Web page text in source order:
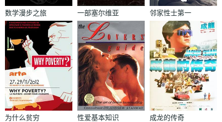
数学漫步之旅
一部塞尔维亚
纪录片
邻家性士第一
为什么贫穷 性爱基本知识 成龙的传奇